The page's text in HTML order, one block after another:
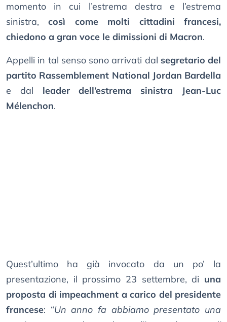
momento in cui l’estrema destra e l’estrema
sinistra,così come molti cittadini francesi,
chiedono a gran voce le dimissioni di Macron.
Appelli in tal senso sono arrivati dal segretario del
partito Rassemblement National Jordan Bardella
e dal leader dell’estrema sinistra Jean-Luc
Mélenchon.
Quest’ultimo ha già invocato da un po’ la
presentazione, il prossimo 23 settembre, di una
proposta di impeachment a carico del presidente
francese: “Un anno fa abbiamo presentato una